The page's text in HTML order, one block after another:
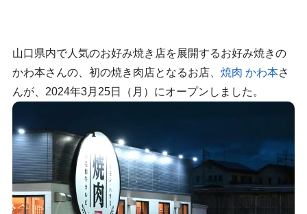
山口県内で人気のお好み焼き店を展開するお好み焼きの
かわ本さんの、初の焼き肉店となるお店、 焼肉 かわ本さ
んが、2024年3月25日（月）にオープンしました。